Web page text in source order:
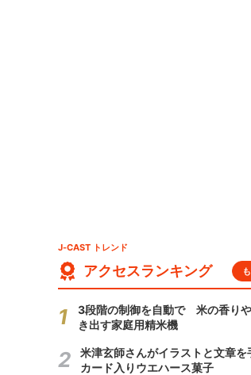
J-CAST トレンド
アクセスランキング
3段階の制御を自動で 米の香り
き出す家庭用精米機
米津玄師さんがイラストと文章を
カード入りウエハース菓子